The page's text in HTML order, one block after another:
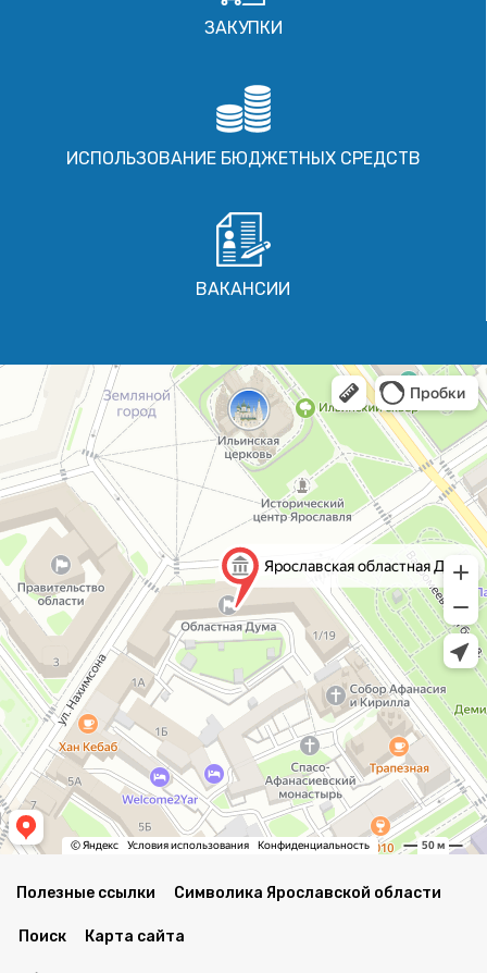
ЗАКУПКИ
ИСПОЛЬЗОВАНИЕ БЮДЖЕТНЫХ СРЕДСТВ
ВАКАНСИИ
Полезные ссылки Символика Ярославской области
Поиск Карта сайта